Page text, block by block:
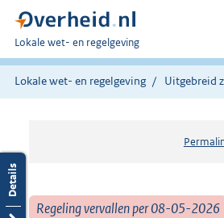
U
bent
hier:
Lokale wet- en regelgeving
Lokale wet- en regelgeving Uitgebreid
Regeling vervallen per 08-05-2026